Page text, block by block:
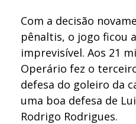
Com a decisão
pênaltis, o jogo ficou
imprevisível. Aos 21
Operário fez o
defesa do goleiro da
uma boa defesa de
Rodrigo Rodrigues.